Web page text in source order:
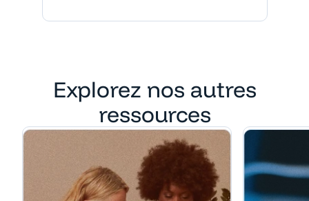
Explorez nos autres
ressources